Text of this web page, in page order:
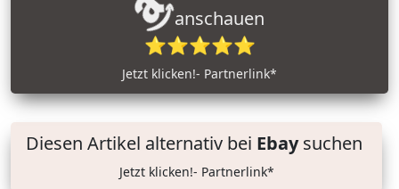
anschauen
⭐⭐⭐⭐⭐
Jetzt klicken!- Partnerlink*
Diesen Artikel alternativ bei Ebaysuchen
Jetzt klicken!- Partnerlink*